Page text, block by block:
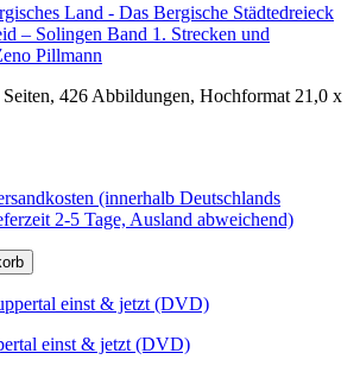
Land - Das Bergische Städtedreieck
– Solingen Band 1. Strecken und
Pillmann
426 Abbildungen, Hochformat 21,0 x
(innerhalb Deutschlands
2-5 Tage, Ausland abweichend)
einst & jetzt (DVD)